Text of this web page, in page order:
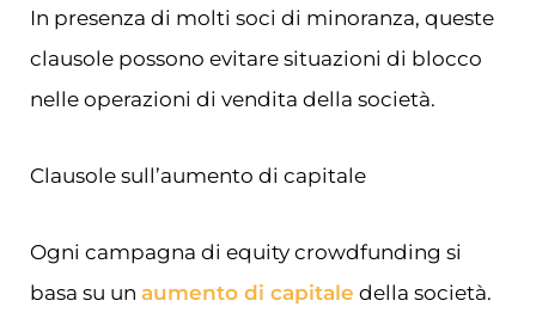
In presenza di molti soci di minoranza, queste
clausole possono evitare situazioni di blocco
nelle operazioni di vendita della società.
Clausole sull’aumento di capitale
Ogni campagna di equity crowdfunding si
basa su un aumento di capitale della società.